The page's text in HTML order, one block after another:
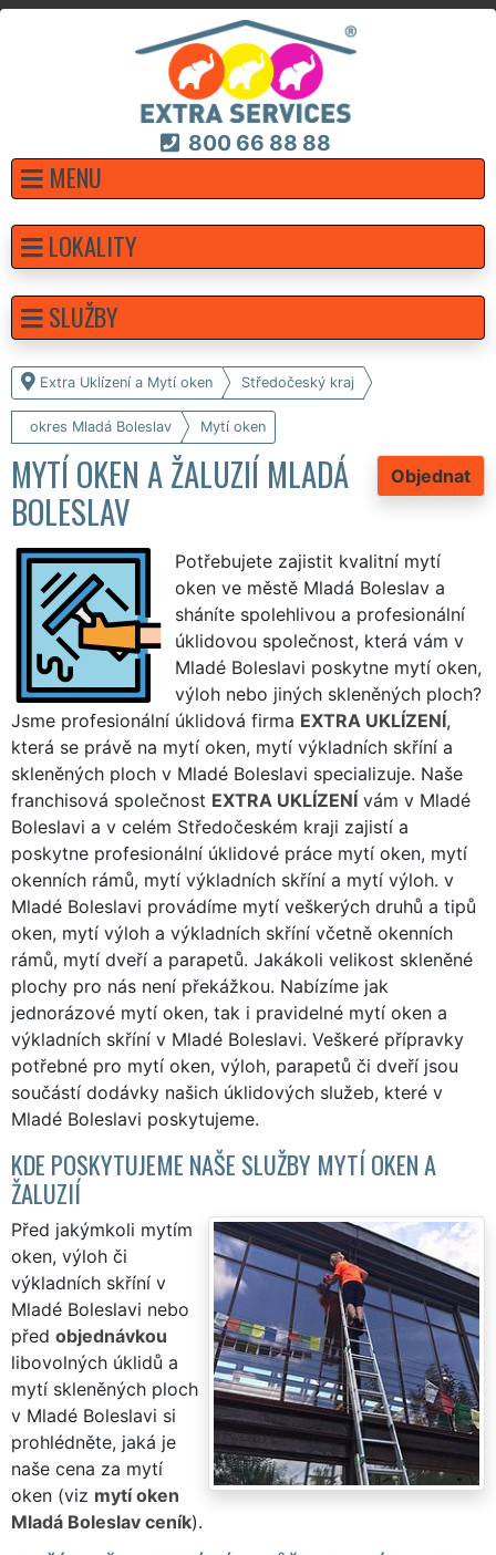
800 66 88 88
MENU
Extra Uklízení a Mytí oken Středočeský kraj
okres Mladá Boleslav Mytí oken
Objednat
MYTÍ OKEN A ŽALUZIÍ MLADÁ
BOLESLAV
Potřebujete zajistit kvalitní mytí
oken ve městě Mladá Boleslav a
sháníte spolehlivou a profesionální
úklidovou společnost, která vám v
Mladé Boleslavi poskytne mytí oken,
výloh nebo jiných skleněných ploch?
Jsme profesionální úklidová firma EXTRA UKLÍZENÍ,
která se právě na mytí oken, mytí výkladních skříní a
skleněných ploch v Mladé Boleslavi specializuje. Naše
franchisová společnost EXTRA UKLÍZENÍ vám v Mladé
Boleslavi a v celém Středočeském kraji zajistí a
poskytne profesionální úklidové práce mytí oken, mytí
okenních rámů, mytí výkladních skříní a mytí výloh. v
Mladé Boleslavi provádíme mytí veškerých druhů a tipů
oken, mytí výloh a výkladních skříní včetně okenních
rámů, mytí dveří a parapetů. Jakákoli velikost skleněné
plochy pro nás není překážkou. Nabízíme jak
jednorázové mytí oken, tak i pravidelné mytí oken a
výkladních skříní v Mladé Boleslavi. Veškeré přípravky
potřebné pro mytí oken, výloh, parapetů či dveří jsou
součástí dodávky našich úklidových služeb, které v
Mladé Boleslavi poskytujeme.
KDE POSKYTUJEME NAŠE SLUŽBY MYTÍ OKEN A
ŽALUZIÍ
Před jakýmkoli mytím
oken, výloh či
výkladních skříní v
Mladé Boleslavi nebo
před objednávkou
libovolných úklidů a
mytí skleněných ploch
v Mladé Boleslavi si
prohlédněte, jaká je
naše cena za mytí
oken (viz mytí oken
Mladá Boleslav ceník).
LOKALITY
SLUŽBY